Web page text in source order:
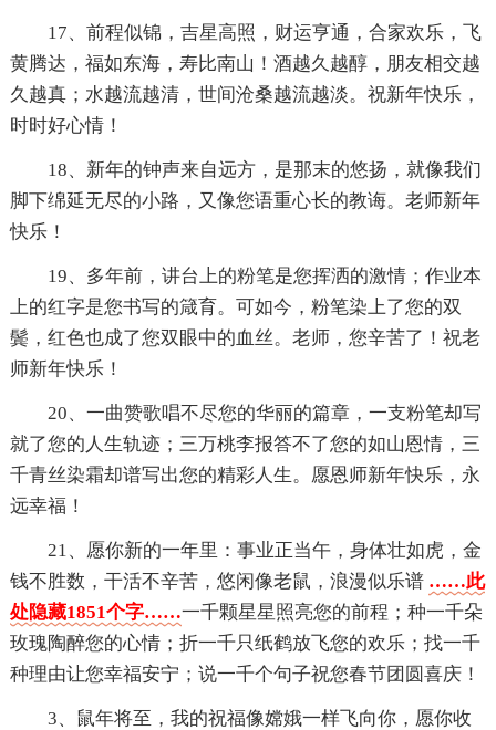
17、前程似锦，吉星高照，财运亨通，合家欢乐，飞
黄腾达，福如东海，寿比南山！酒越久越醇，朋友相交越
久越真；水越流越清，世间沧桑越流越淡。祝新年快乐，
时时好心情！
18、新年的钟声来自远方，是那末的悠扬，就像我们
脚下绵延无尽的小路，又像您语重心长的教诲。老师新年
快乐！
19、多年前，讲台上的粉笔是您挥洒的激情；作业本
上的红字是您书写的箴育。可如今，粉笔染上了您的双
鬓，红色也成了您双眼中的血丝。老师，您辛苦了！祝老
师新年快乐！
20、一曲赞歌唱不尽您的华丽的篇章，一支粉笔却写
就了您的人生轨迹；三万桃李报答不了您的如山恩情，三
千青丝染霜却谱写出您的精彩人生。愿恩师新年快乐，永
远幸福！
21、愿你新的一年里：事业正当午，身体壮如虎，金
钱不胜数，干活不辛苦，悠闲像老鼠，浪漫似乐谱 ……此
处隐藏1851个字……一千颗星星照亮您的前程；种一千朵
玫瑰陶醉您的心情；折一千只纸鹤放飞您的欢乐；找一千
种理由让您幸福安宁；说一千个句子祝您春节团圆喜庆！
3、鼠年将至，我的祝福像嫦娥一样飞向你，愿你收